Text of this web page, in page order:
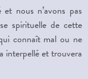
nous n’avons pas
spirituelle de cette
connaît mal ou ne
interpellé et trouvera